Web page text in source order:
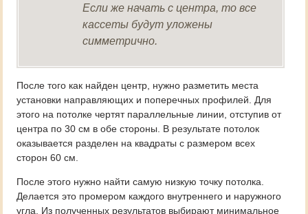
Если же начать с центра, то все
кассеты будут уложены
симметрично.
После того как найден центр, нужно разметить места
установки направляющих и поперечных профилей. Для
этого на потолке чертят параллельные линии, отступив от
центра по 30 см в обе стороны. В результате потолок
оказывается разделен на квадраты с размером всех
сторон 60 см.
После этого нужно найти самую низкую точку потолка.
Делается это промером каждого внутреннего и наружного
угла. Из полученных результатов выбирают минимальное